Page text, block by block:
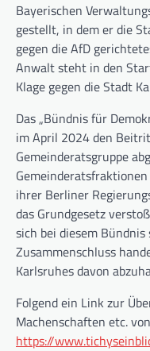
Bayerischen
gestellt, in dem er die
gegen die AfD
Anwalt steht in den
Klage gegen die Stadt
Das „Bündnis für
im April 2024 den
Gemeinderatsgruppe
ihrer Berliner
das Grundgesetz
sich bei diesem
Zusammenschluss
Karlsruhes davon
Folgend ein Link zur
Machenschaften etc.
https://